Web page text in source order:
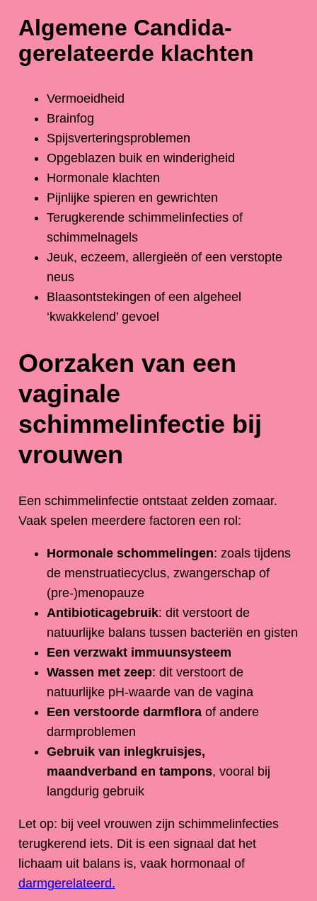
Algemene Candida-
gerelateerde klachten
Vermoeidheid
Brainfog
Spijsverteringsproblemen
Opgeblazen buik en winderigheid
Hormonale klachten
Pijnlijke spieren en gewrichten
Terugkerende schimmelinfecties of
schimmelnagels
Jeuk, eczeem, allergieën of een verstopte
neus
Blaasontstekingen of een algeheel
‘kwakkelend’ gevoel
Oorzaken van een
vaginale
schimmelinfectie bij
vrouwen
Een schimmelinfectie ontstaat zelden zomaar.
Vaak spelen meerdere factoren een rol:
Hormonale schommelingen: zoals tijdens
de menstruatiecyclus, zwangerschap of
(pre-)menopauze
Antibioticagebruik: dit verstoort de
natuurlijke balans tussen bacteriën en gisten
Een verzwakt immuunsysteem
Wassen met zeep: dit verstoort de
natuurlijke pH-waarde van de vagina
Een verstoorde darmfloraof andere
darmproblemen
Gebruik van inlegkruisjes,
maandverband en tampons, vooral bij
langdurig gebruik
Let op: bij veel vrouwen zijn schimmelinfecties
terugkerend iets. Dit is een signaal dat het
lichaam uit balans is, vaak hormonaal of
darmgerelateerd.